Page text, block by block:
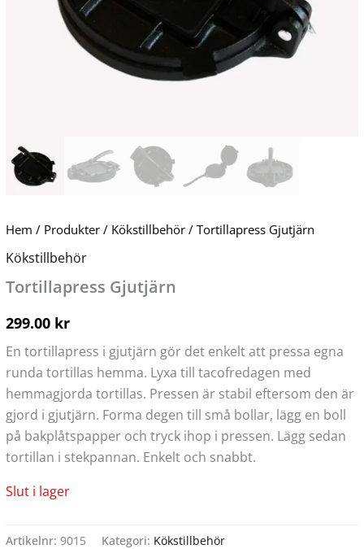
Hem / Produkter / Kökstillbehör / Tortillapress Gjutjärn
Kökstillbehör
Tortillapress Gjutjärn
299.00 kr
En tortillapress i gjutjärn gör det enkelt att pressa egna
runda tortillas hemma. Lyxa till tacofredagen med
hemmagjorda tortillas. Pressen är stabil eftersom den är
gjord i gjutjärn. Forma degen till små bollar, lägg en boll
på bakplåtspapper och tryck ihop i pressen. Lägg sedan
tortillan i stekpannan. Enkelt och snabbt.
Slut i lager
Artikelnr: 9015 Kategori: Kökstillbehör